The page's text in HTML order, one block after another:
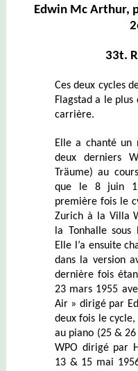
Edwin Mc Arthur,
33t.
Ces deux cycles
Flagstad a le
carrière.
Elle a chanté un
deux derniers
Träume) au
que le 8 juin
première fois le
Zurich à la Villa
la Tonhalle
Elle l’a ensuite
dans la version
dernière fois
23 mars 1955
Air » dirigé par
deux fois le
au piano (25 &
WPO dirigé par
13 & 15 mai